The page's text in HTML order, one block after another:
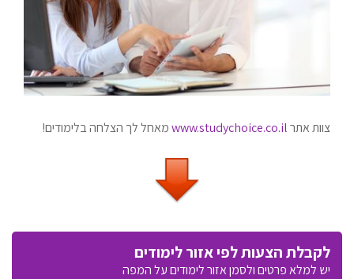
צוות אתרwww.studychoice.co.ilמאחל לך הצלחה בלימודים!
לקבלת הצעות לפי אזור לימודים
יש למלא פרטים ולסמן אזור לימודים על המפה